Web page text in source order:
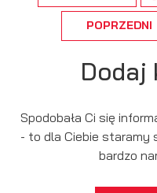
POPRZEDNI
Dodaj
Spodobała Ci się
- to dla Ciebie staramy
bardzo